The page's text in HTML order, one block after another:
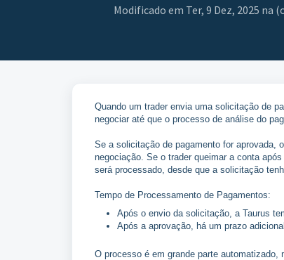
Modificado em Ter, 9 Dez, 2025 na
Quando um trader envia uma solicitação de
negociar até que o processo de análise do
Se a solicitação de pagamento for aprovada,
negociação. Se o trader queimar a conta
será processado, desde que a solicitação
Tempo de Processamento de Pagamentos:
Após o envio da solicitação, a Taurus
Após a aprovação, há um prazo
O processo é em grande parte automatizado,